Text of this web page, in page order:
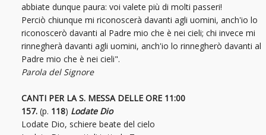
abbiate dunque paura: voi valete più di molti passeri!
Perciò chiunque mi riconoscerà davanti agli uomini, anch'io lo
riconoscerò davanti al Padre mio che è nei cieli; chi invece mi
rinnegherà davanti agli uomini, anch'io lo rinnegherò davanti al
Padre mio che è nei cieli".
Parola del Signore
CANTI PER LA S. MESSA DELLE ORE 11:00
157. (p. 118) Lodate Dio
Lodate Dio, schiere beate del cielo